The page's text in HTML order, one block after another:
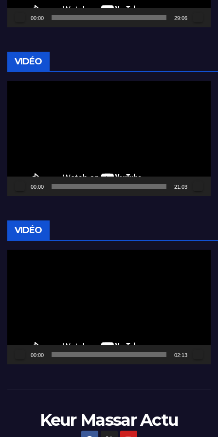
00:00 29:06
VIDÉO
00:00 21:03
VIDÉO
00:00 02:13
Keur Massar Actu